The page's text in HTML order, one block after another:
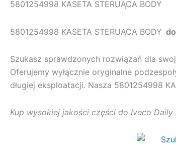
5801254998 KASETA STERUĄCA BODY
5801254998 KASETA STERUĄCA BODY
Szukasz sprawdzonych rozwiązań dla
Oferujemy wyłącznie oryginalne
długiej eksploatacji. Nasza 5801254998
Kup wysokiej jakości części do Iveco